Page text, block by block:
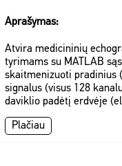
Aprašymas:
Atvira medicininių
tyrimams su MATLAB
skaitmenizuoti pradinius
signalus (visus 128
daviklio padėtį erdvėje
Plačiau